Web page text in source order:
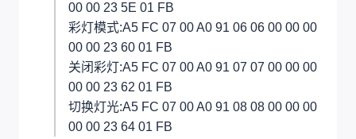
00 00 23 5E 01 FB
彩灯模式:A5 FC 07 00 A0 91 06 06 00 00 00
00 00 23 60 01 FB
关闭彩灯:A5 FC 07 00 A0 91 07 07 00 00 00
00 00 23 62 01 FB
切换灯光:A5 FC 07 00 A0 91 08 08 00 00 00
00 00 23 64 01 FB